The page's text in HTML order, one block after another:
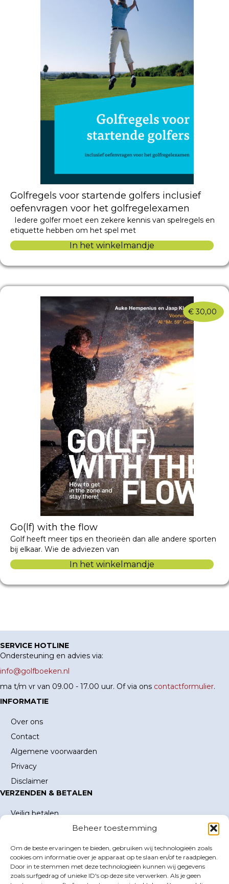
Beheer toestemming
Om de beste ervaringen te bieden, gebruiken wij technologieën zoals
cookies om informatie over je apparaat op te slaan en/of te raadplegen.
Door in te stemmen met deze technologieën kunnen wij gegevens
zoals surfgedrag of unieke ID's op deze site verwerken. Als je geen
Golfregels voor startende golfers inclusief
oefenvragen voor het golfregelexamen
Iedere golfer moet een zekere kennis van spelregels en
etiquette hebben om het spel met
In het winkelmandje
€ 30,00
Go(lf) with the flow
Golf heeft meer tips en theorieën dan alle andere sporten
bij elkaar. Wie de adviezen van
In het winkelmandje
SERVICE HOTLINE
Ondersteuning en advies via:
info@golfboeken.nl
ma t/m vr van 09.00 - 17.00 uur. Of via ons contactformulier.
INFORMATIE
Over ons
Contact
Algemene voorwaarden
Privacy
Disclaimer
VERZENDEN & BETALEN
Veilig betalen
Verzending en verzendkosten
MIJN ACCOUNT
Mijn account